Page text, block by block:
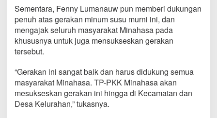
K
M
i
n
a
a
S
i
Sementara, Fenny Lumanauw pun memberi dukungan
penuh atas gerakan minum susu murni ini, dan
mengajak seluruh masyarakat Minahasa pada
khususnya untuk juga mensukseskan gerakan
tersebut.
“Gerakan ini sangat baik dan harus didukung semua
masyarakat Minahasa. TP-PKK Minahasa akan
mesukseskan gerakan ini hingga di Kecamatan dan
Desa Kelurahan,” tukasnya.